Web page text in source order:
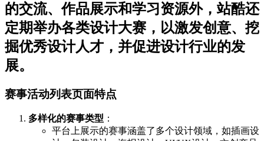
的交流、作品展示和学习资源外，站酷还
定期举办各类设计大赛，以激发创意、挖
掘优秀设计人才，并促进设计行业的发
展。
赛事活动列表页面特点
多样化的赛事类型 ：
平台上展示的赛事涵盖了多个设计领域，如插画设